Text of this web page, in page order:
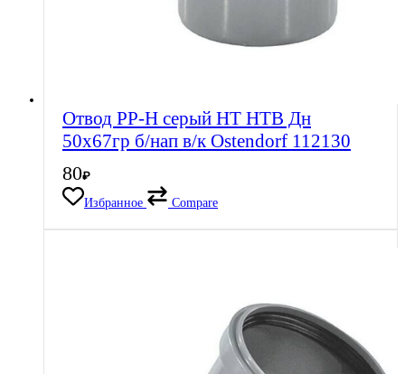
Отвод PP-H серый HT HTB Дн
50х67гр б/нап в/к Ostendorf 112130
80₽
Избранное
Compare